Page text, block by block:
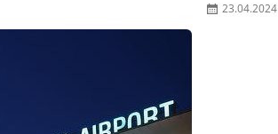
23.04.2024